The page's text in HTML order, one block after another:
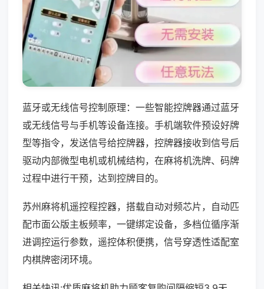
蓝牙或无线信号控制原理：一些智能控牌器通过蓝牙
或无线信号与手机等设备连接。手机端软件预设好牌
型等指令，发送信号给控牌器，控牌器接收到信号后
驱动内部微型电机或机械结构，在麻将机洗牌、码牌
过程中进行干预，达到控牌目的。
苏州麻将机遥控程控器，搭载自动对频芯片，自动匹
配市面公版主板频率，一键绑定设备，多档位循序渐
进调控运行参数，遥控体积便携，信号穿透性适配室
内棋牌密闭环境。